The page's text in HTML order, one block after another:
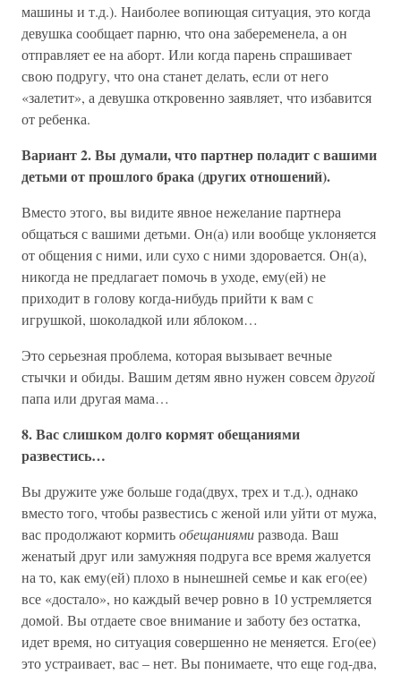
машины и т.д.). Наиболее вопиющая ситуация, это когда
девушка сообщает парню, что она забеременела, а он
отправляет ее на аборт. Или когда парень спрашивает
свою подругу, что она станет делать, если от него
«залетит», а девушка откровенно заявляет, что избавится
от ребенка.
Вариант 2. Вы думали, что партнер поладит с вашими
детьми от прошлого брака (других отношений).
Вместо этого, вы видите явное нежелание партнера
общаться с вашими детьми. Он(а) или вообще уклоняется
от общения с ними, или сухо с ними здоровается. Он(а),
никогда не предлагает помочь в уходе, ему(ей) не
приходит в голову когда-нибудь прийти к вам с
игрушкой, шоколадкой или яблоком…
Это серьезная проблема, которая вызывает вечные
стычки и обиды. Вашим детям явно нужен совсемдругой
папа или другая мама…
8. Вас слишком долго кормят обещаниями
развестись…
Вы дружите уже больше года(двух, трех и т.д.), однако
вместо того, чтобы развестись с женой или уйти от мужа,
вас продолжают кормитьобещаниямиразвода. Ваш
женатый друг или замужняя подруга все время жалуется
на то, как ему(ей) плохо в нынешней семье и как его(ее)
все «достало», но каждый вечер ровно в 10 устремляется
домой. Вы отдаете свое внимание и заботу без остатка,
идет время, но ситуация совершенно не меняется. Его(ее)
это устраивает, вас – нет. Вы понимаете, что еще год-два,